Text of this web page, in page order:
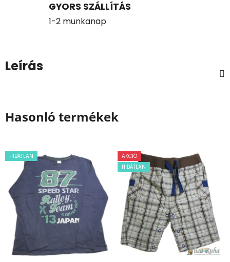
GYORS SZÁLLÍTÁS
1-2 munkanap
Leírás
Hasonló termékek
HIBÁTLAN
AKCIÓ
HIBÁTLAN